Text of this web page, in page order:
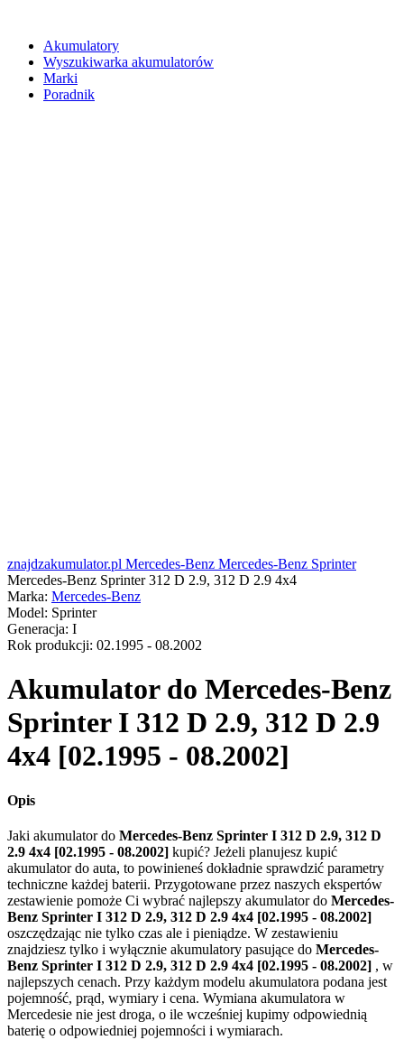
Akumulatory
Wyszukiwarka akumulatorów
Marki
Poradnik
znajdzakumulator.pl Mercedes-Benz Mercedes-Benz Sprinter
Mercedes-Benz Sprinter 312 D 2.9, 312 D 2.9 4x4
Marka: Mercedes-Benz
Model: Sprinter
Generacja: I
Rok produkcji: 02.1995 - 08.2002
Akumulator do Mercedes-Benz
Sprinter I 312 D 2.9, 312 D 2.9
4x4 [02.1995 - 08.2002]
Opis
Jaki akumulator do Mercedes-Benz Sprinter I 312 D 2.9, 312 D
2.9 4x4 [02.1995 - 08.2002] kupić? Jeżeli planujesz kupić
akumulator do auta, to powinieneś dokładnie sprawdzić parametry
techniczne każdej baterii. Przygotowane przez naszych ekspertów
zestawienie pomoże Ci wybrać najlepszy akumulator do Mercedes-
Benz Sprinter I 312 D 2.9, 312 D 2.9 4x4 [02.1995 - 08.2002]
oszczędzając nie tylko czas ale i pieniądze. W zestawieniu
znajdziesz tylko i wyłącznie akumulatory pasujące do Mercedes-
Benz Sprinter I 312 D 2.9, 312 D 2.9 4x4 [02.1995 - 08.2002] , w
najlepszych cenach. Przy każdym modelu akumulatora podana jest
pojemność, prąd, wymiary i cena. Wymiana akumulatora w
Mercedesie nie jest droga, o ile wcześniej kupimy odpowiednią
baterię o odpowiedniej pojemności i wymiarach.